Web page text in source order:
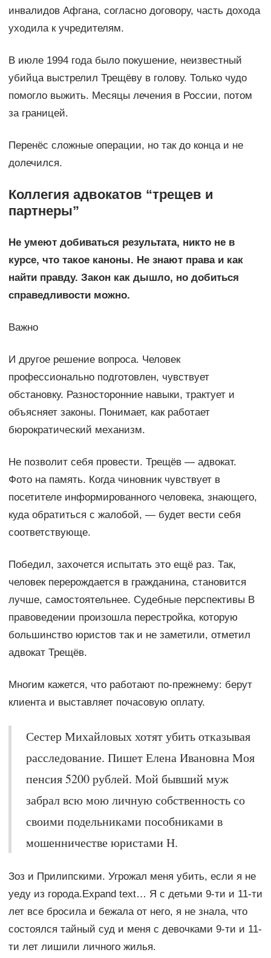
инвалидов Афгана, согласно договору, часть дохода
уходила к учредителям.
В июле 1994 года было покушение, неизвестный
убийца выстрелил Трещёву в голову. Только чудо
помогло выжить. Месяцы лечения в России, потом
за границей.
Перенёс сложные операции, но так до конца и не
долечился.
Коллегия адвокатов “трещев и
партнеры”
Не умеют добиваться результата, никто не в
курсе, что такое каноны. Не знают права и как
найти правду. Закон как дышло, но добиться
справедливости можно.
Важно
И другое решение вопроса. Человек
профессионально подготовлен, чувствует
обстановку. Разносторонние навыки, трактует и
объясняет законы. Понимает, как работает
бюрократический механизм.
Не позволит себя провести. Трещёв — адвокат.
Фото на память. Когда чиновник чувствует в
посетителе информированного человека, знающего,
куда обратиться с жалобой, — будет вести себя
соответствующе.
Победил, захочется испытать это ещё раз. Так,
человек перерождается в гражданина, становится
лучше, самостоятельнее. Судебные перспективы В
правоведении произошла перестройка, которую
большинство юристов так и не заметили, отметил
адвокат Трещёв.
Многим кажется, что работают по-прежнему: берут
клиента и выставляет почасовую оплату.
Сестер Михайловых хотят убить отказывая
расследование. Пишет Елена Ивановна Моя
пенсия 5200 рублей. Мой бывший муж
забрал всю мою личную собственность со
своими подельниками пособниками в
мошенничестве юристами Н.
Зоз и Прилипскими. Угрожал меня убить, если я не
уеду из города.Expand text… Я с детьми 9-ти и 11-ти
лет все бросила и бежала от него, я не знала, что
состоялся тайный суд и меня с девочками 9-ти и 11-
ти лет лишили личного жилья.